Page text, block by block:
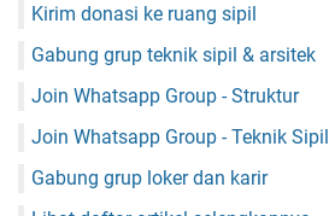
Kirim donasi ke ruang sipil
Gabung grup teknik sipil & arsitek
Join Whatsapp Group - Struktur
Join Whatsapp Group - Teknik Sipil
Gabung grup loker dan karir